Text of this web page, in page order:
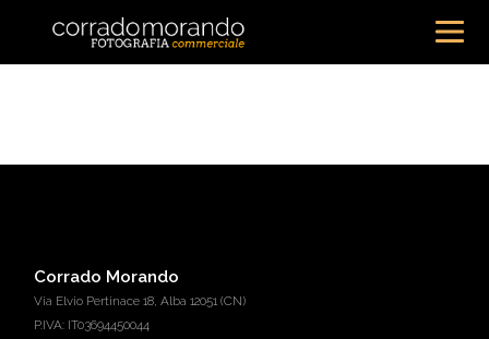
Corrado Morando
Via Elvio Pertinace 18, Alba 12051 (CN)
P.IVA: IT03694450044